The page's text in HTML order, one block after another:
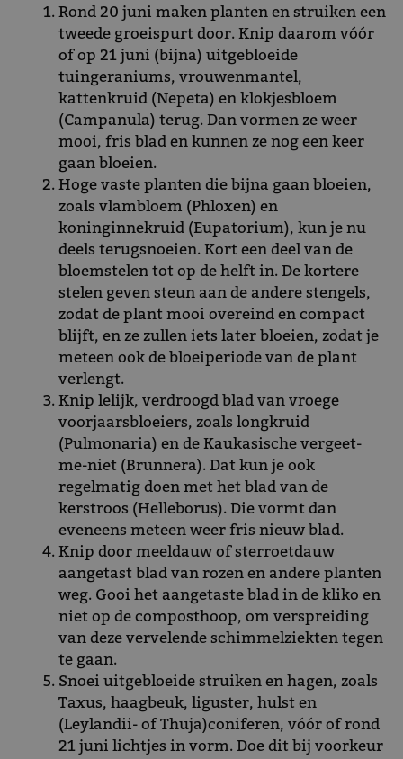
Rond 20 juni maken planten en struiken een
tweede groeispurt door. Knip daarom vóór
of op 21 juni (bijna) uitgebloeide
tuingeraniums, vrouwenmantel,
kattenkruid (Nepeta) en klokjesbloem
(Campanula) terug. Dan vormen ze weer
mooi, fris blad en kunnen ze nog een keer
gaan bloeien.
Hoge vaste planten die bijna gaan bloeien,
zoals vlambloem (Phloxen) en
koninginnekruid (Eupatorium), kun je nu
deels terugsnoeien. Kort een deel van de
bloemstelen tot op de helft in. De kortere
stelen geven steun aan de andere stengels,
zodat de plant mooi overeind en compact
blijft, en ze zullen iets later bloeien, zodat je
meteen ook de bloeiperiode van de plant
verlengt.
Knip lelijk, verdroogd blad van vroege
voorjaarsbloeiers, zoals longkruid
(Pulmonaria) en de Kaukasische vergeet-
me-niet (Brunnera). Dat kun je ook
regelmatig doen met het blad van de
kerstroos (Helleborus). Die vormt dan
eveneens meteen weer fris nieuw blad.
Knip door meeldauw of sterroetdauw
aangetast blad van rozen en andere planten
weg. Gooi het aangetaste blad in de kliko en
niet op de composthoop, om verspreiding
van deze vervelende schimmelziekten tegen
te gaan.
Snoei uitgebloeide struiken en hagen, zoals
Taxus, haagbeuk, liguster, hulst en
(Leylandii- of Thuja)coniferen, vóór of rond
21 juni lichtjes in vorm. Doe dit bij voorkeur